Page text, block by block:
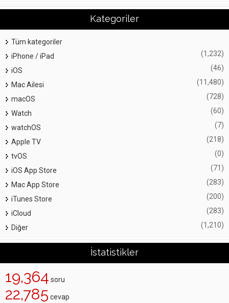
Kategoriler
Tüm kategoriler
iPhone / iPad
(1,232)
iOS (46)
Mac Ailesi (11,480)
macOS (728)
Watch (60)
watchOS (7)
Apple TV (218)
tvOS (0)
iOS App Store (71)
Mac App Store (283)
iTunes Store (200)
iCloud (283)
Diğer (1,210)
İstatistikler
19,364 soru
22,785 cevap